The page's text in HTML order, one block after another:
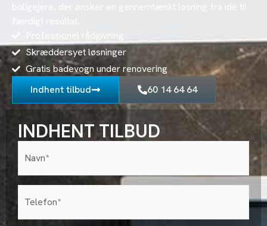
boligejere, der ønsker en gennemtænkt løsning fra idé til
Professionel rådgivning
Skræddersyet løsninger
Gratis badevogn under renovering
Indhent tilbud
60 14 64 64
INDHENT TILBUD
Navn*
(Påkrævet)
Telefon
(Påkrævet)